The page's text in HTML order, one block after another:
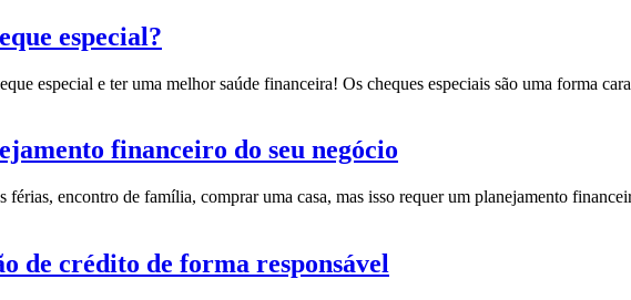
especial?
especial e ter uma melhor saúde financeira! Os cheques especiais são uma forma
financeiro do seu negócio
férias, encontro de família, comprar uma casa, mas isso requer um planejamento
de crédito de forma responsável